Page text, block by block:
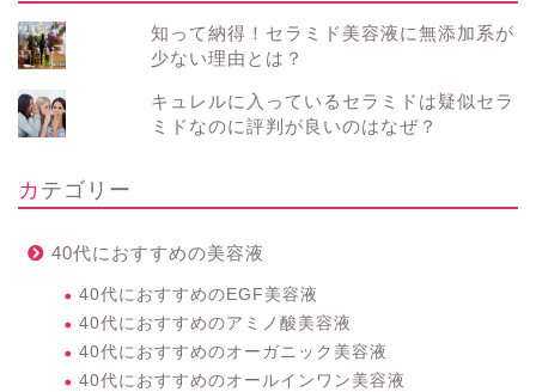
知って納得！セラミド美容液に無添加系が
少ない理由とは？
キュレルに入っているセラミドは疑似セラ
ミドなのに評判が良いのはなぜ？
カテゴリー
40代におすすめの美容液
40代におすすめのEGF美容液
40代におすすめのアミノ酸美容液
40代におすすめのオーガニック美容液
40代におすすめのオールインワン美容液